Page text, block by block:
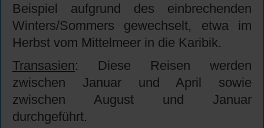
Beispiel aufgrund des einbrechenden
Winters/Sommers gewechselt, etwa im
Herbst vom Mittelmeer in die Karibik.
Transasien: Diese Reisen werden
zwischen Januar und April sowie
zwischen August und Januar
durchgeführt.